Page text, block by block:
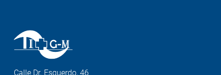
Calle Dr. Esquerdo, 46